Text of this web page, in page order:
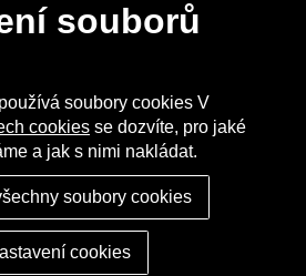
MDS - Toshiba
I Vytvořeno studiem
Nastavení cookies
souborů
soubory cookies V
cookies se dozvíte, pro jaké
a jak s nimi nakládat.
soubory cookies
cookies